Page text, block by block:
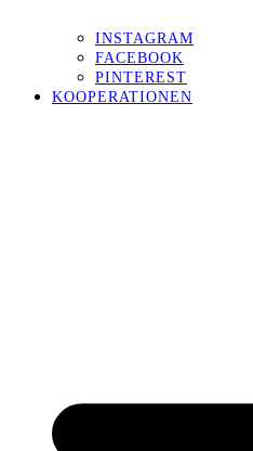
INSTAGRAM
FACEBOOK
PINTEREST
KOOPERATIONEN